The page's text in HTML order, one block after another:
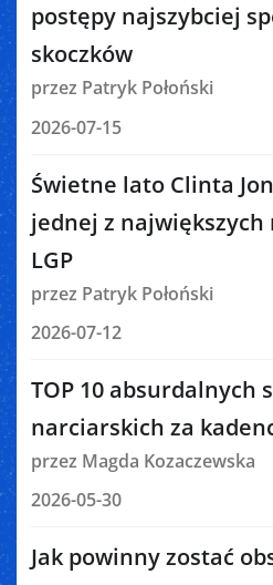
postępy najszybciej
skoczków
przez Patryk Połoński
2026-07-15
Świetne lato Clinta
jednej z
LGP
przez Patryk Połoński
2026-07-12
TOP 10 absurdalnych
narciarskich za
przez Magda Kozaczewska
2026-05-30
Jak powinny zostać